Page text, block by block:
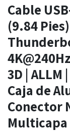
Cable
(9.84
3D | ALLM
Caja de
Conector
Multicapa